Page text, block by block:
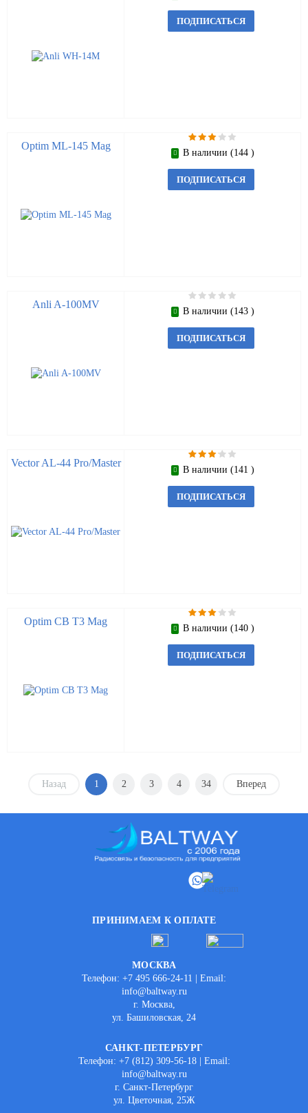
ПОДПИСАТЬСЯ
Optim ML-145 Mag
В наличии (144 )
ПОДПИСАТЬСЯ
Anli A-100MV
В наличии (143 )
ПОДПИСАТЬСЯ
Vector AL-44 Pro/Master
В наличии (141 )
ПОДПИСАТЬСЯ
Optim CB T3 Mag
В наличии (140 )
ПОДПИСАТЬСЯ
Назад 1 2 3 4 34 Вперед
ПРИНИМАЕМ К ОПЛАТЕ
МОСКВА
Телефон: +7 495 666-24-11 | Email:
info@baltway.ru
г. Москва,
ул. Башиловская, 24
САНКТ-ПЕТЕРБУРГ
Телефон: +7 (812) 309-56-18 | Email:
info@baltway.ru
г. Санкт-Петербург
ул. Цветочная, 25Ж